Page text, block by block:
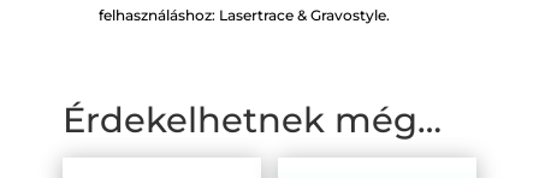
felhasználáshoz: Lasertrace & Gravostyle.
Érdekelhetnek még…